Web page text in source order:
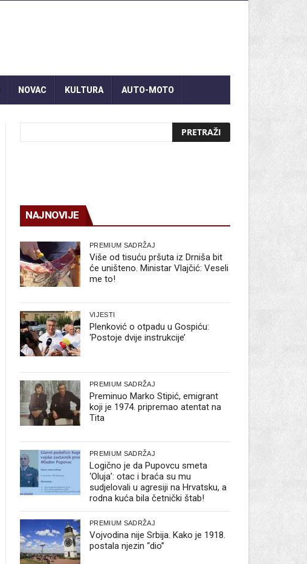
NOVAC KULTURA AUTO-MOTO
NAJNOVIJE
PREMIUM SADRŽAJ
Više od tisuću pršuta iz Drniša bit
će uništeno. Ministar Vlajčić: Veseli
me to!
VIJESTI
Plenković o otpadu u Gospiću:
‘Postoje dvije instrukcije’
PREMIUM SADRŽAJ
Preminuo Marko Stipić, emigrant
koji je 1974. pripremao atentat na
Tita
PREMIUM SADRŽAJ
Logično je da Pupovcu smeta
‘Oluja’: otac i braća su mu
sudjelovali u agresiji na Hrvatsku, a
rodna kuća bila četnički štab!
PREMIUM SADRŽAJ
Vojvodina nije Srbija. Kako je 1918.
postala njezin “dio”